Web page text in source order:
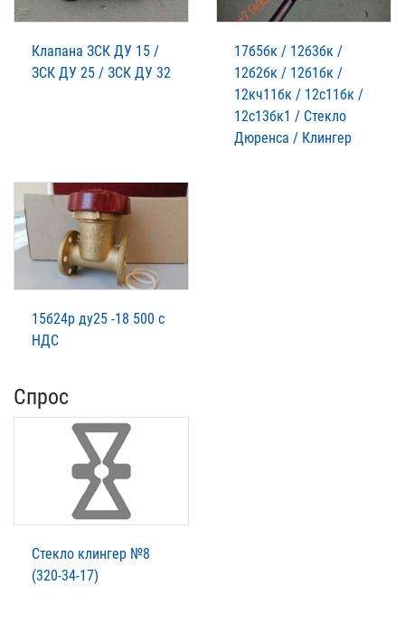
Клапана ЗСК ДУ 15 /
ЗСК ДУ 25 / ЗСК ДУ 32
17б5бк / 12б3бк /
12б2бк / 12б1бк /
12кч11бк / 12с11бк /
12с13бк1 / Стекло
Дюренса / Клингер
15б24р ду25 -18 500 с
НДС
Спрос
Стекло клингер №8
(320-34-17)